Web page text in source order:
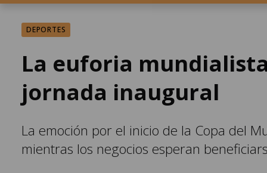
DEPORTES
La euforia
jornada inaugural
La emoción por el inicio de la Copa del
mientras los negocios esperan